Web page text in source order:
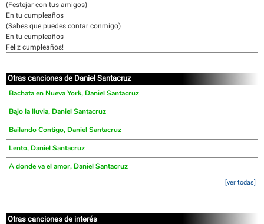
(Festejar con tus amigos)
En tu cumpleaños
(Sabes que puedes contar conmigo)
En tu cumpleaños
Feliz cumpleaños!
Otras canciones de Daniel Santacruz
Bachata en Nueva York, Daniel Santacruz
Bajo la lluvia, Daniel Santacruz
Bailando Contigo, Daniel Santacruz
Lento, Daniel Santacruz
A donde va el amor, Daniel Santacruz
[ver todas]
Otras canciones de interés